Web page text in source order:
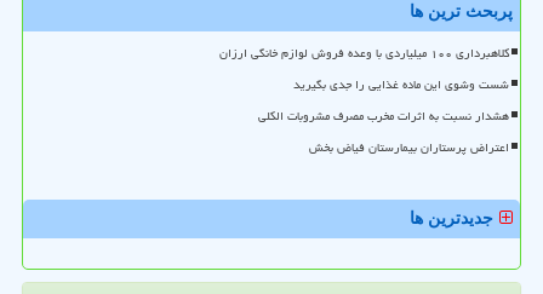
پربحث ترین ها
کلاهبرداری ۱۰۰ میلیاردی با وعده فروش لوازم خانگی ارزان
شست وشوی این ماده غذایی را جدی بگیرید
هشدار نسبت به اثرات مخرب مصرف مشروبات الکلی
اعتراض پرستاران بیمارستان فیاض بخش
جدیدترین ها